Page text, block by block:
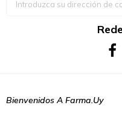
Bienvenidos A Farma.uy